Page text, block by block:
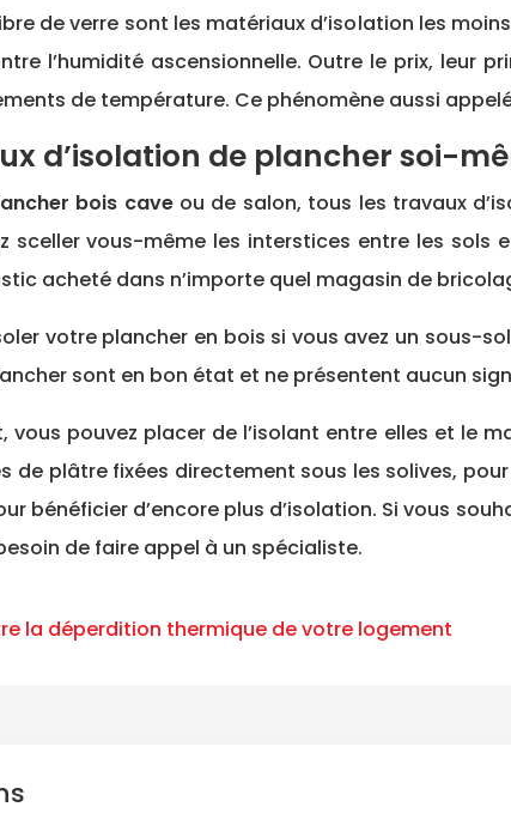
de verre sont les matériaux d’isolation les
l’humidité ascensionnelle. Outre le prix,
de température. Ce phénomène aussi
d’isolation de plancher soi-
bois cave ou de salon, tous les travaux
sceller vous-même les interstices entre les
acheté dans n’importe quel magasin de
votre plancher en bois si vous avez un sous-
sont en bon état et ne présentent aucun
vous pouvez placer de l’isolant entre elles et le
de plâtre fixées directement sous les solives,
bénéficier d’encore plus d’isolation. Si vous
de faire appel à un spécialiste.
la déperdition thermique de votre logement